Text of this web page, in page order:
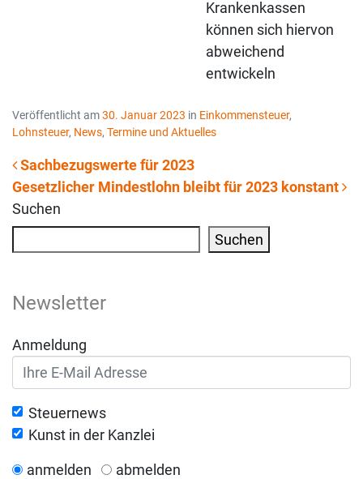
Krankenkassen
können sich hiervon
abweichend
entwickeln
Veröffentlicht am30. Januar 2023 in Einkommensteuer,
Lohnsteuer, News, Termine und Aktuelles
Beitrags-Navigation
Sachbezugswerte für 2023
Gesetzlicher Mindestlohn bleibt für 2023 konstant
Suchen
Suchen
Newsletter
Anmeldung
Steuernews
Kunst in der Kanzlei
anmelden abmelden